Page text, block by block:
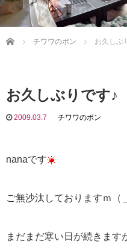
Home チワワのポン お久しぶ
お久しぶりです♪
2009.03.7 チワワのポン
nanaです
ご無沙汰しておりますｍ
まだまだ寒い日が続きます